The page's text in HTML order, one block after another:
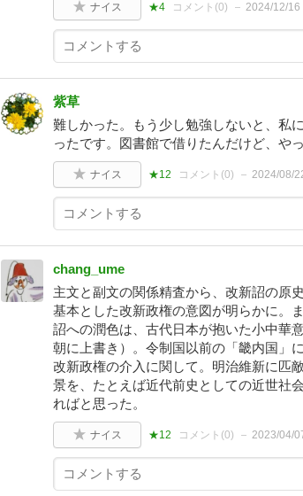
ナイス ★4 コメント(0) 2024/12/16
紫草
難しかった。もう少し勉強しないと、私
ったです。図書館で借りたんだけど、や
ナイス ★12 コメント(0) 2024/08/
chang_ume
主文と副文の関係精査から、改新詔の原
基本とした改新政権の意図が明らかに。
詔への潤色は、古代日本が抱いた小中華
朝に上書き）。令制国以前の「畿内国」
改新政権の介入に関して。明治維新に匹
景を、たとえば近代前史としての近世社
ればと思った。
ナイス ★12 コメント(0) 2023/04/